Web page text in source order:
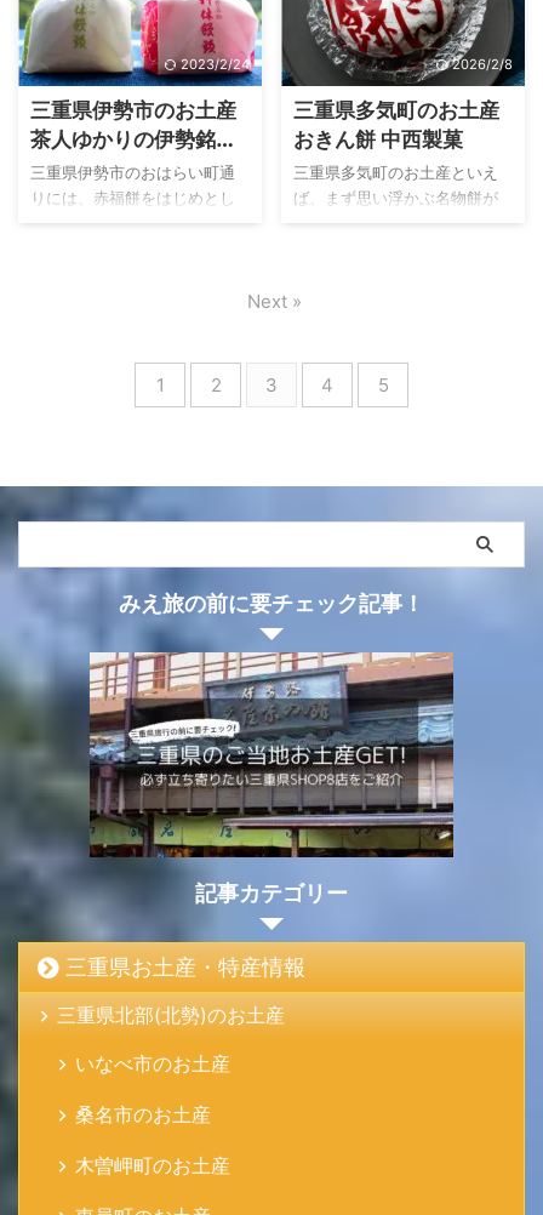
子屋さんのひとつで、愛され
続ける定番和菓子 利休饅頭な
どで有名です。 そんな老舗和
菓子屋の藤屋窓月堂さんから
気になるニュースがSNSを通
じて僕の耳に届きました。 何
でも津市の有名フレンチレス
トラン ミュゼ ボンヴィヴァン
がいたなら、「田舎あられっ
て何？」と聞いてみてくださ
い。そうすると、三重県人は
きっとこう答えるでしょう。
「あぁ、お茶漬けにするあら
れな。」 そう、田舎あられは
三重県人にとって基本の基本
はお茶漬けなんです。今回は
か？を紹介していきます。 こ
2023/2/24
三重県伊勢市のお土産
茶人ゆかりの伊勢銘菓
利休饅頭
三重県伊勢市のおはらい町通
りには、赤福餅をはじめとし
て多くの銘菓が軒を連ねてい
で、茶人にゆかりのある銘菓
なんです。ふわっとやわらか
人 和菓子といえばお餅よりも
お饅頭だ!という人 ふんわり生
2026/2/8
三重県多気町のお土産
おきん餅 中西製菓
三重県多気町のお土産といえ
ば、まず思い浮かぶ名物餅が
あります。それが、真っ白な
餅」です。 販売されている
の高速道路出入口「勢和多気
IC」近くにあり、アクセスしや
ぶの食感がたまらない！私は
餅の時間が至福でたまらな
餅 商品 ...
1 2 3 4 5
Next »
みえ旅の前に要チェック記事！
記事カテゴリー
三重県お土産・特産情報
三重県北部(北勢)のお土産
いなべ市のお土産
桑名市のお土産
木曽岬町のお土産